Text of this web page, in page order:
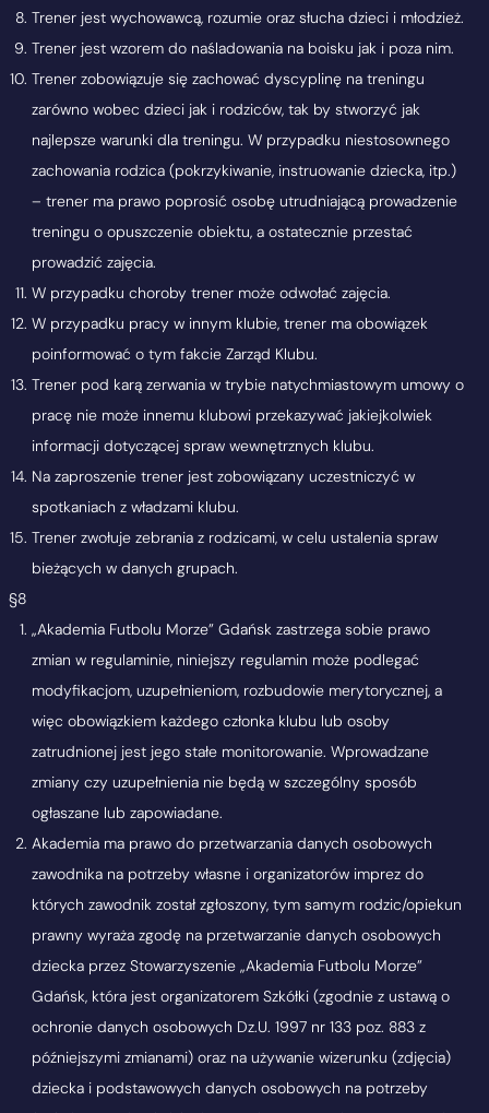
Trener jest wychowawcą, rozumie oraz słucha dzieci i młodzież.
Trener jest wzorem do naśladowania na boisku jak i poza nim.
Trener zobowiązuje się zachować dyscyplinę na treningu
zarówno wobec dzieci jak i rodziców, tak by stworzyć jak
najlepsze warunki dla treningu. W przypadku niestosownego
zachowania rodzica (pokrzykiwanie, instruowanie dziecka, itp.)
– trener ma prawo poprosić osobę utrudniającą prowadzenie
treningu o opuszczenie obiektu, a ostatecznie przestać
prowadzić zajęcia.
W przypadku choroby trener może odwołać zajęcia.
W przypadku pracy w innym klubie, trener ma obowiązek
poinformować o tym fakcie Zarząd Klubu.
Trener pod karą zerwania w trybie natychmiastowym umowy o
pracę nie może innemu klubowi przekazywać jakiejkolwiek
informacji dotyczącej spraw wewnętrznych klubu.
Na zaproszenie trener jest zobowiązany uczestniczyć w
spotkaniach z władzami klubu.
Trener zwołuje zebrania z rodzicami, w celu ustalenia spraw
bieżących w danych grupach.
§8
„Akademia Futbolu Morze” Gdańsk zastrzega sobie prawo
zmian w regulaminie, niniejszy regulamin może podlegać
modyfikacjom, uzupełnieniom, rozbudowie merytorycznej, a
więc obowiązkiem każdego członka klubu lub osoby
zatrudnionej jest jego stałe monitorowanie. Wprowadzane
zmiany czy uzupełnienia nie będą w szczególny sposób
ogłaszane lub zapowiadane.
Akademia ma prawo do przetwarzania danych osobowych
zawodnika na potrzeby własne i organizatorów imprez do
których zawodnik został zgłoszony, tym samym rodzic/opiekun
prawny wyraża zgodę na przetwarzanie danych osobowych
dziecka przez Stowarzyszenie „Akademia Futbolu Morze”
Gdańsk, która jest organizatorem Szkółki (zgodnie z ustawą o
ochronie danych osobowych Dz.U. 1997 nr 133 poz. 883 z
późniejszymi zmianami) oraz na używanie wizerunku (zdjęcia)
dziecka i podstawowych danych osobowych na potrzeby